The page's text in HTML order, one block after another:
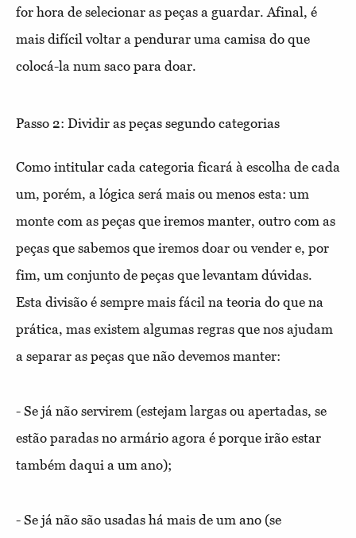
for hora de selecionar as peças a guardar. Afinal, é
mais difícil voltar a pendurar uma camisa do que
colocá-la num saco para doar.
Passo 2: Dividir as peças segundo categorias
Como intitular cada categoria ficará à escolha de cada
um, porém, a lógica será mais ou menos esta: um
monte com as peças que iremos manter, outro com as
peças que sabemos que iremos doar ou vender e, por
fim, um conjunto de peças que levantam dúvidas.
Esta divisão é sempre mais fácil na teoria do que na
prática, mas existem algumas regras que nos ajudam
a separar as peças que não devemos manter:
- Se já não servirem (estejam largas ou apertadas, se
estão paradas no armário agora é porque irão estar
também daqui a um ano);
- Se já não são usadas há mais de um ano (se